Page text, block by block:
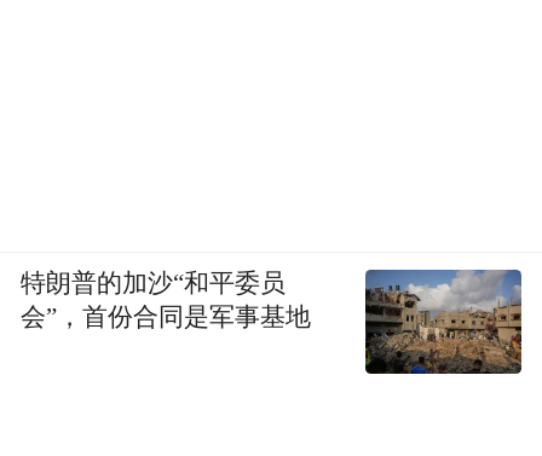
特朗普的加沙“和平委员
会”，首份合同是军事基地